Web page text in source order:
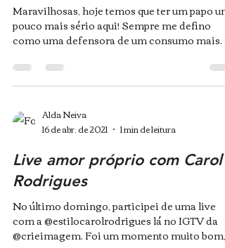
Maravilhosas, hoje temos que ter um papo um
pouco mais sério aqui! Sempre me defino
como uma defensora de um consumo mais
Alda Neiva
16 de abr. de 2021
1 min de leitura
Live amor próprio com Carol
Rodrigues
No último domingo, participei de uma live
com a @estilocarolrodrigues lá no IGTV da
@crieimagem. Foi um momento muito bom,